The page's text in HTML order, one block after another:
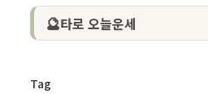
🔮타로 오늘운세
Tag